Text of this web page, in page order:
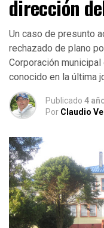
dirección
Un caso de presunto
rechazado de plano
Corporación
conocido en la última
Publicado 4
Por Claudio